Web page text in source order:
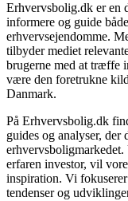
Erhvervsbolig.dk er en
informere og guide
erhvervsejendomme.
tilbyder mediet
brugerne med at træffe
være den foretrukne
Danmark.
På Erhvervsbolig.dk
guides og analyser,
erhvervsboligmarkedet.
erfaren investor, vil
inspiration. Vi fokuserer
tendenser og